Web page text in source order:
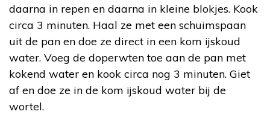
daarna in repen en daarna in kleine blokjes. Kook
circa 3 minuten. Haal ze met een schuimspaan
uit de pan en doe ze direct in een kom ijskoud
water. Voeg de doperwten toe aan de pan met
kokend water en kook circa nog 3 minuten. Giet
af en doe ze in de kom ijskoud water bij de
wortel.